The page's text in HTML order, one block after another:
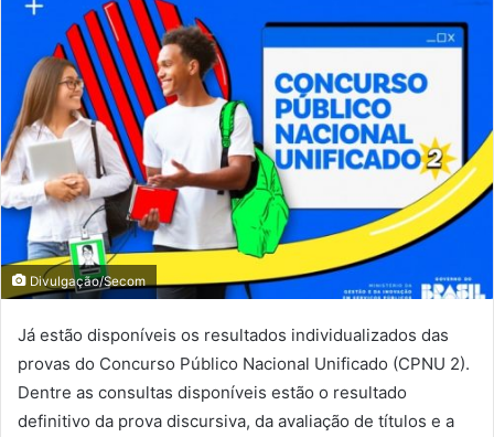
Divulgação/Secom
Já estão disponíveis os resultados individualizados das
provas do Concurso Público Nacional Unificado (CPNU 2).
Dentre as consultas disponíveis estão o resultado
definitivo da prova discursiva, da avaliação de títulos e a